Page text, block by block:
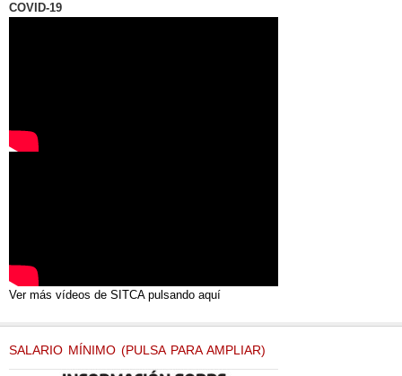
COVID-19
Ver más vídeos de SITCA pulsando aquí
SALARIO MÍNIMO (PULSA PARA AMPLIAR)